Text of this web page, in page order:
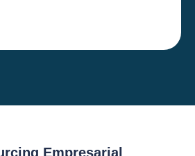
Empresarial